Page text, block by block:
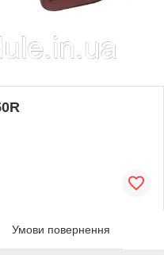
Умови повернення